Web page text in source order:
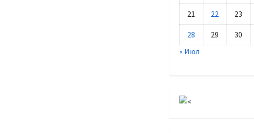
21 22 23
28 29 30
« Июл